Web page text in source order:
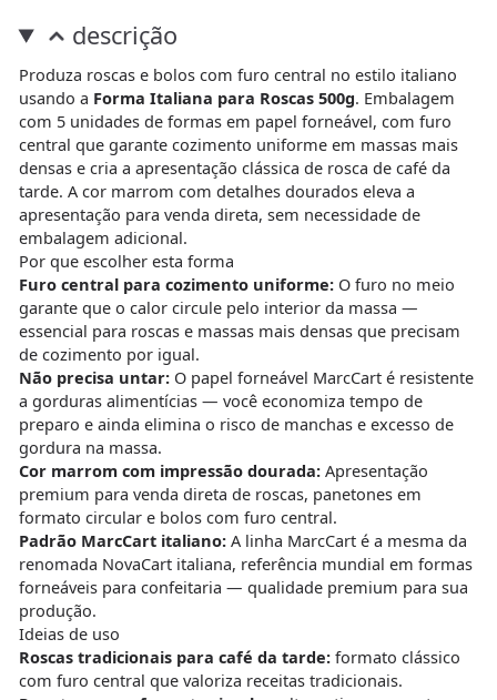
descrição
Produza roscas e bolos com furo central no estilo italiano
usando a Forma Italiana para Roscas 500g. Embalagem
com 5 unidades de formas em papel forneável, com furo
central que garante cozimento uniforme em massas mais
densas e cria a apresentação clássica de rosca de café da
tarde. A cor marrom com detalhes dourados eleva a
apresentação para venda direta, sem necessidade de
embalagem adicional.
Por que escolher esta forma
Furo central para cozimento uniforme:O furo no meio
garante que o calor circule pelo interior da massa —
essencial para roscas e massas mais densas que precisam
de cozimento por igual.
Não precisa untar:O papel forneável MarcCart é resistente
a gorduras alimentícias — você economiza tempo de
preparo e ainda elimina o risco de manchas e excesso de
gordura na massa.
Cor marrom com impressão dourada:Apresentação
premium para venda direta de roscas, panetones em
formato circular e bolos com furo central.
Padrão MarcCart italiano:A linha MarcCart é a mesma da
renomada NovaCart italiana, referência mundial em formas
forneáveis para confeitaria — qualidade premium para sua
produção.
Ideias de uso
Roscas tradicionais para café da tarde:formato clássico
com furo central que valoriza receitas tradicionais.